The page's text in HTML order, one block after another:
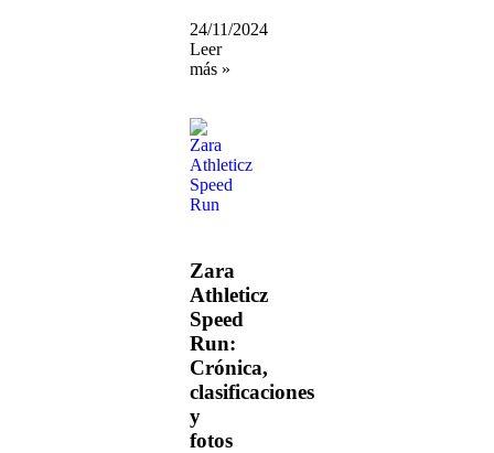
24/11/2024
Leer
más »
Zara
Athleticz
Speed
Run:
Crónica,
clasificaciones
y
fotos